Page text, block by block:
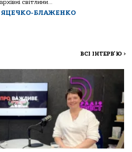
світлини...
ЯЦЕЧКО-БЛАЖЕНКО
ВСІ ІНТЕРВ'Ю >